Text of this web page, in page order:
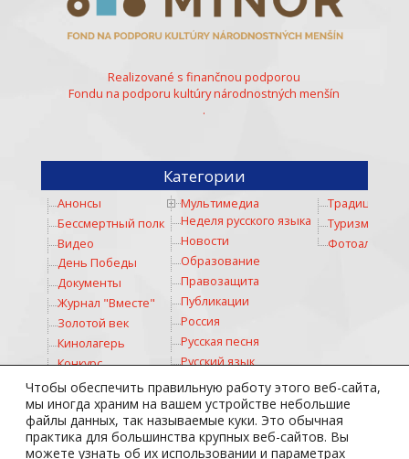
Чтобы обеспечить правильную работу этого веб-сайта,
мы иногда храним на вашем устройстве небольшие
файлы данных, так называемые куки. Это обычная
практика для большинства крупных веб-сайтов. Вы
можете узнать об их использовании и параметрах
Realizované s finančnou podporou
Fondu na podporu kultúry národnostných menšín
.
Категории
Анонсы
Бессмертный полк
Видео
День Победы
Документы
Журнал "Вместе"
Золотой век
Кинолагерь
Конкурс
Коронавирус
Космос
Культура
Личности
Мультимедиа
Неделя русского языка
Новости
Образование
Правозащита
Публикации
Россия
Русская песня
Русский язык
Русское слово
Соревнование
Спорт
Стихи
Традиции
Туризм
Фотоальбом